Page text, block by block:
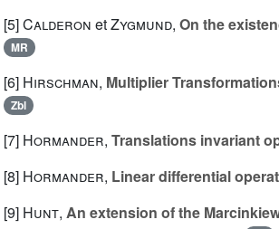
[5]Calderon etZygmund, On the
MR
[6] Hirschman, Multiplier
Zbl
[7] Hormander, Translations invariant
[8] Hormander, Linear differential
[9] Hunt, An extension of the